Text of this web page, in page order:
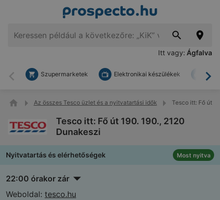
Itt vagy: Ágfalva
Vissza
Szupermarketek Elektronikai készülékek
Az összes Tesco üzlet és a nyitvatartási idők Tesco itt: Fő út
Tesco itt: Fő út 190. 190., 2120
Dunakeszi
Nyitvatartás és elérhetőségek Most nyitva
22:00 órakor zár
Weboldal: tesco.hu